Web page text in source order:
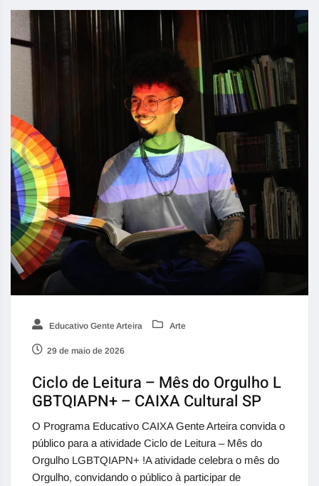
Educativo Gente Arteira Arte
29 de maio de 2026
Ciclo de Leitura – Mês do Orgulho L
GBTQIAPN+ – CAIXA Cultural SP
O Programa Educativo CAIXA Gente Arteira convida o
público para a atividade Ciclo de Leitura – Mês do
Orgulho LGBTQIAPN+ !A atividade celebra o mês do
Orgulho, convidando o público à participar de